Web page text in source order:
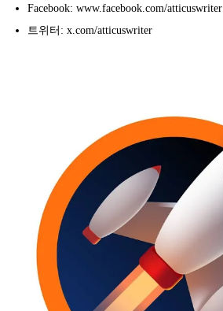
Facebook: www.facebook.com/atticuswriter
트위터: x.com/atticuswriter